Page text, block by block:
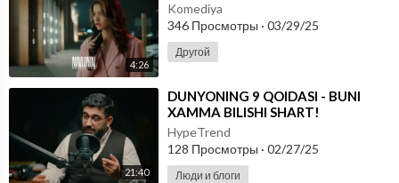
4:26
Komediya
346 Просмотры · 03/29/25
Другой
21:40
⁣DUNYONING 9 QOIDASI - BUNI
XAMMA BILISHI SHART!
HypeTrend
128 Просмотры · 02/27/25
Люди и блоги